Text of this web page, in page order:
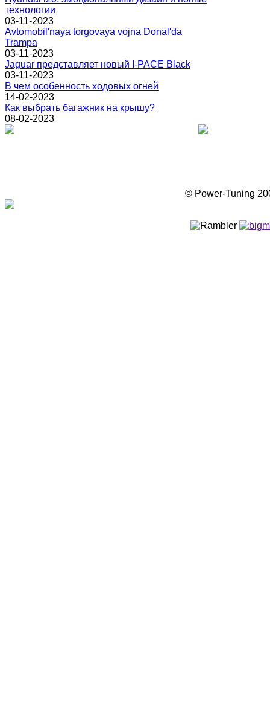
технологии
03-11-2023
Avtomobil'naya torgovaya vojna Donal'da
Trampa
03-11-2023
Jaguar представляет новый I-PACE Black
03-11-2023
В чем особенность ходовых огней
14-02-2023
Как выбрать багажник на крышу?
08-02-2023
© Power-Tuning